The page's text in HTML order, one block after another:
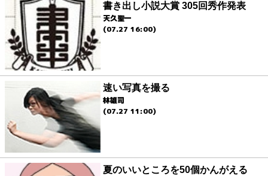
書き出し小説大賞 305回秀作発表
天久聖一
(07.27 16:00)
速い写真を撮る
林雄司
(07.27 11:00)
夏のいいところを50個かんがえる